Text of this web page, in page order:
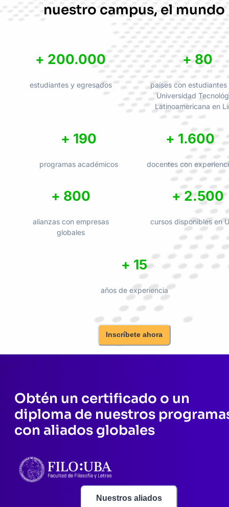
nuestro campus, el mundo
+ 200.000
estudiantes y egresados
+ 80
países con estudiantes
Universidad
Latinoamericana en
+ 190
programas académicos
+ 1.600
docentes con
+ 800
alianzas con empresas
globales
+ 2.500
cursos disponibles en
+ 15
años de experiencia
Inscríbete ahora
Obtén un certificado o un
diploma de nuestros
con aliados globales
Nuestros aliados